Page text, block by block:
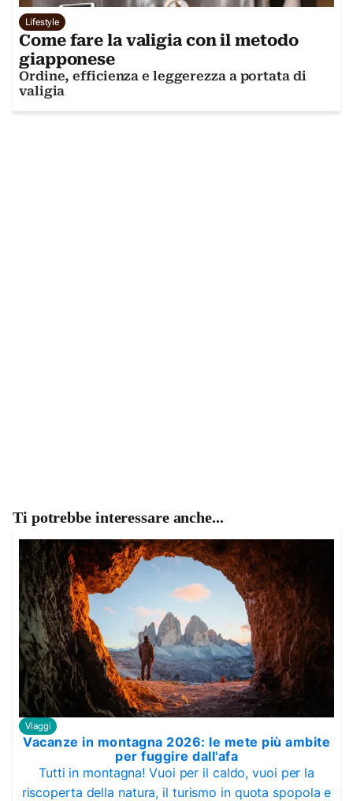
Lifestyle
Come fare la valigia con il metodo
giapponese
Ordine, efficienza e leggerezza a portata di
valigia
Ti potrebbe interessare anche...
Viaggi
Vacanze in montagna 2026: le mete più ambite
per fuggire dall'afa
Tutti in montagna! Vuoi per il caldo, vuoi per la
riscoperta della natura, il turismo in quota spopola e